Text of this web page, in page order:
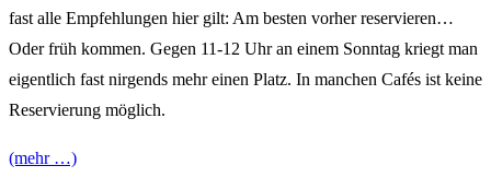
fast alle Empfehlungen hier gilt: Am besten vorher reservieren…
Oder früh kommen. Gegen 11-12 Uhr an einem Sonntag kriegt man
eigentlich fast nirgends mehr einen Platz. In manchen Cafés ist keine
Reservierung möglich.
(mehr …)